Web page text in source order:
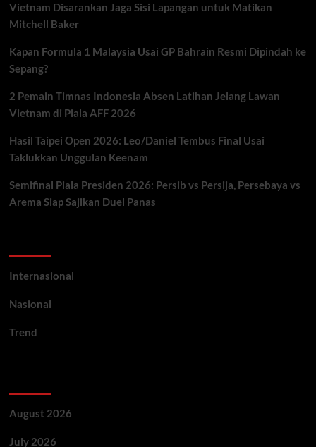
Vietnam Disarankan Jaga Sisi Lapangan untuk Matikan
Mitchell Baker
Kapan Formula 1 Malaysia Usai GP Bahrain Resmi Dipindah ke
Sepang?
2 Pemain Timnas Indonesia Absen Latihan Jelang Lawan
Vietnam di Piala AFF 2026
Hasil Taipei Open 2026: Leo/Daniel Tembus Final Usai
Taklukkan Unggulan Keenam
Semifinal Piala Presiden 2026: Persib vs Persija, Persebaya vs
Arema Siap Sajikan Duel Panas
Internasional
Nasional
Trend
August 2026
July 2026